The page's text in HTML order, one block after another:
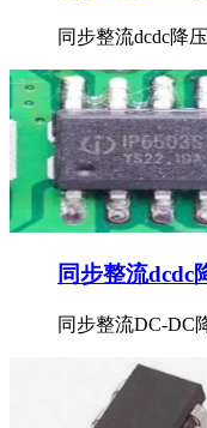
同步整流dcdc降
同步整流dcdc
同步整流DC-DC